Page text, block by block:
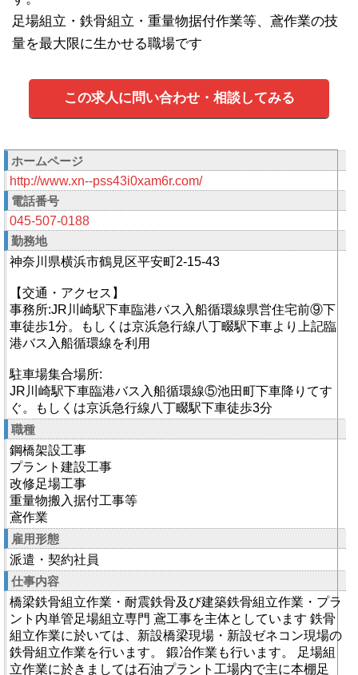
足場組立・鉄骨組立・重量物据付作業等、鳶作業の技
量を最大限に生かせる職場です
この求人に問い合わせ・相談してみる
ホームページ
http://www.xn--pss43i0xam6r.com/
電話番号
045-507-0188
勤務地
神奈川県横浜市鶴見区平安町2-15-43
【交通・アクセス】
事務所:JR川崎駅下車臨港バス入船循環線県営住宅前⑨下
車徒歩1分。もしくは京浜急行線八丁畷駅下車より上記臨
港バス入船循環線を利用
駐車場集合場所:
JR川崎駅下車臨港バス入船循環線⑤池田町下車降りてす
ぐ。もしくは京浜急行線八丁畷駅下車徒歩3分
職種
鋼橋架設工事
プラント建設工事
改修足場工事
重量物搬入据付工事等
鳶作業
雇用形態
派遣・契約社員
仕事内容
橋梁鉄骨組立作業・耐震鉄骨及び建築鉄骨組立作業・プラ
ント内単管足場組立専門 鳶工事を主体としています 鉄骨
組立作業に於いては、新設橋梁現場・新設ゼネコン現場の
鉄骨組立作業を行います。 鍛冶作業も行います。 足場組
立作業に於きましては石油プラント工場内で主に本棚足